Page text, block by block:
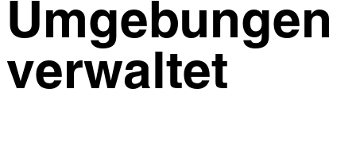
Umgebungen
verwaltet